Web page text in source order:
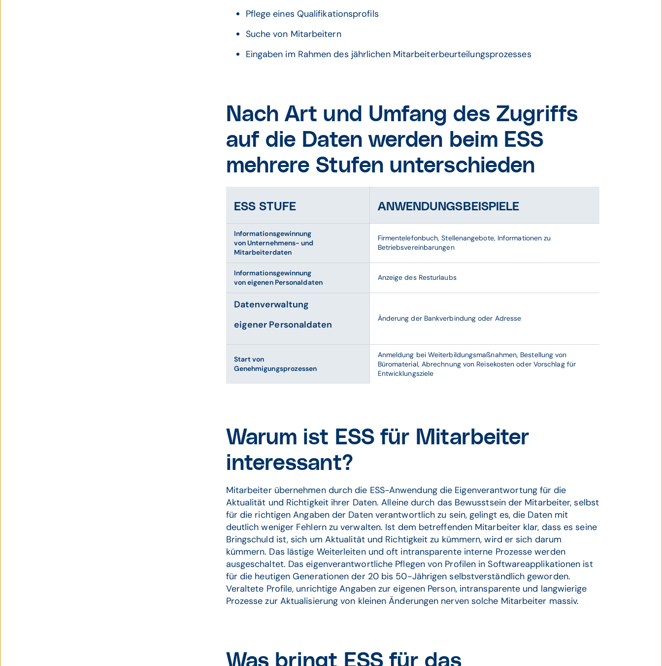
Pflege eines Qualifikationsprofils
Suche von Mitarbeitern
Eingaben im Rahmen des jährlichen Mitarbeiterbeurteilungsprozesses
Nach Art und Umfang des Zugriffs
auf die Daten werden beim ESS
mehrere Stufen unterschieden
ESS STUFE ANWENDUNGSBEISPIELE
Informationsgewinnung
von Unternehmens- und
Mitarbeiterdaten
Firmentelefonbuch, Stellenangebote, Informationen zu
Betriebsvereinbarungen
Informationsgewinnung
von eigenen Personaldaten
Anzeige des Resturlaubs
Datenverwaltung
eigener Personaldaten
Änderung der Bankverbindung oder Adresse
Start von
Genehmigungsprozessen
Anmeldung bei Weiterbildungsmaßnahmen, Bestellung von
Büromaterial, Abrechnung von Reisekosten oder Vorschlag für
Entwicklungsziele
Warum ist ESS für Mitarbeiter
interessant?
Mitarbeiter übernehmen durch die ESS-Anwendung die Eigenverantwortung für die
Aktualität und Richtigkeit ihrer Daten. Alleine durch das Bewusstsein der Mitarbeiter, selbst
für die richtigen Angaben der Daten verantwortlich zu sein, gelingt es, die Daten mit
deutlich weniger Fehlern zu verwalten. Ist dem betreffenden Mitarbeiter klar, dass es seine
Bringschuld ist, sich um Aktualität und Richtigkeit zu kümmern, wird er sich darum
kümmern. Das lästige Weiterleiten und oft intransparente interne Prozesse werden
ausgeschaltet. Das eigenverantwortliche Pflegen von Profilen in Softwareapplikationen ist
für die heutigen Generationen der 20 bis 50-Jährigen selbstverständlich geworden.
Veraltete Profile, unrichtige Angaben zur eigenen Person, intransparente und langwierige
Prozesse zur Aktualisierung von kleinen Änderungen nerven solche Mitarbeiter massiv.
Was bringt ESS für das